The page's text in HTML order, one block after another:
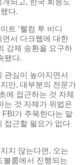
다.
트 ‘웰컴 투 비디
면서 다크웹에 대한
강제 송환을 요구하
됐다.
관심이 높아지면서
만, 대부분의 전문가
에 접근하는 것 자체
는 것 자체가 위법은
가 주목한다는 말
접근할 필요가 없다
지 않는다면, 오는
볼룸에서 진행되는